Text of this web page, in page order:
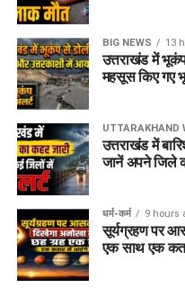
BIG NEWS 13
उत्तराखंड में
महसूस किए गए
UTTARAKHAND
उत्तराखंड में
जानें अपने जिले
धर्म-कर्म 9 hours
सूर्यग्रहण पर
एक साथ एक